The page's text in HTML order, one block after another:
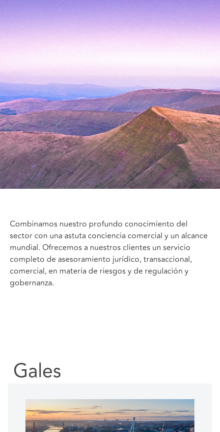
Combinamos nuestro profundo conocimiento del
sector con una astuta conciencia comercial y un alcance
mundial. Ofrecemos a nuestros clientes un servicio
completo de asesoramiento jurídico, transaccional,
comercial, en materia de riesgos y de regulación y
gobernanza.
Gales